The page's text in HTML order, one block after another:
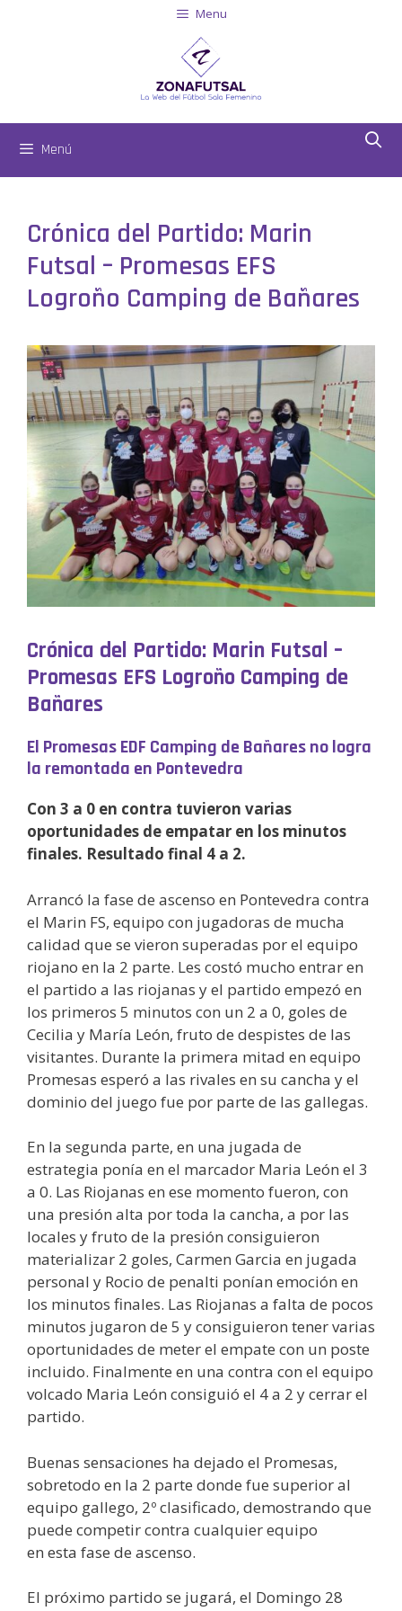
Menu
Menú
Crónica del Partido: Marin
Futsal – Promesas EFS
Logroño Camping de Bañares
Crónica del Partido: Marin Futsal –
Promesas EFS Logroño Camping de
Bañares
El Promesas EDF Camping de Bañares no logra
la remontada en Pontevedra
Con 3 a 0 en contra tuvieron varias
oportunidades de empatar en los minutos
finales. Resultado final 4 a 2.
Arrancó la fase de ascenso en Pontevedra contra
el Marin FS, equipo con jugadoras de mucha
calidad que se vieron superadas por el equipo
riojano en la 2 parte. Les costó mucho entrar en
el partido a las riojanas y el partido empezó en
los primeros 5 minutos con un 2 a 0, goles de
Cecilia y María León, fruto de despistes de las
visitantes. Durante la primera mitad en equipo
Promesas esperó a las rivales en su cancha y el
dominio del juego fue por parte de las gallegas.
En la segunda parte, en una jugada de
estrategia ponía en el marcador Maria León el 3
a 0. Las Riojanas en ese momento fueron, con
una presión alta por toda la cancha, a por las
locales y fruto de la presión consiguieron
materializar 2 goles, Carmen Garcia en jugada
personal y Rocio de penalti ponían emoción en
los minutos finales. Las Riojanas a falta de pocos
minutos jugaron de 5 y consiguieron tener varias
oportunidades de meter el empate con un poste
incluido. Finalmente en una contra con el equipo
volcado Maria León consiguió el 4 a 2 y cerrar el
partido.
Buenas sensaciones ha dejado el Promesas,
sobretodo en la 2 parte donde fue superior al
equipo gallego, 2º clasificado, demostrando que
puede competir contra cualquier equipo
en esta fase de ascenso.
El próximo partido se jugará, el Domingo 28